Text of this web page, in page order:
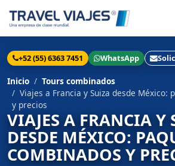
+52 (55) 6363 7451 WhatsApp
Inicio
Tours combinados
Viajes a Francia y Suiza desde México:
y precios
VIAJES A FRANCIA Y
DESDE MÉXICO:
COMBINADOS Y